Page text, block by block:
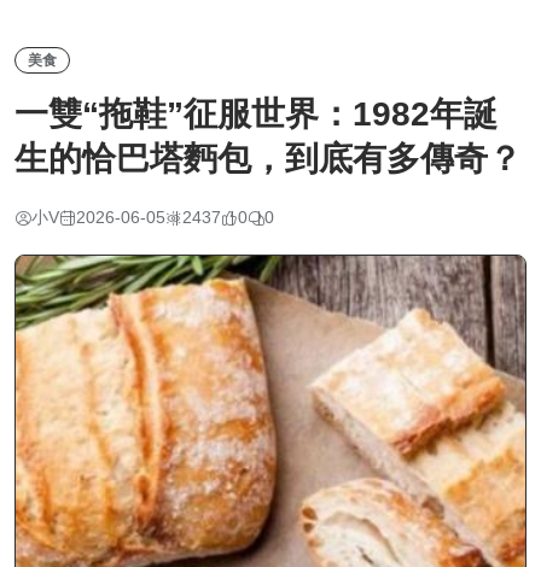
美食
一雙“拖鞋”征服世界：1982年誕
生的恰巴塔麪包，到底有多傳奇？
小V 2026-06-05 2437 0 0